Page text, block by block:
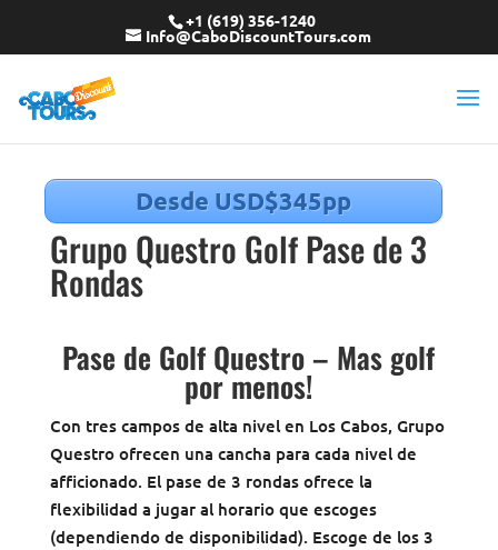
+1 (619) 356-1240
Info@CaboDiscountTours.com
Desde USD$345pp
Grupo Questro Golf Pase de 3
Rondas
Pase de Golf Questro – Mas golf
por menos!
Con tres campos de alta nivel en Los Cabos, Grupo
Questro ofrecen una cancha para cada nivel de
afficionado. El pase de 3 rondas ofrece la
flexibilidad a jugar al horario que escoges
(dependiendo de disponibilidad). Escoge de los 3